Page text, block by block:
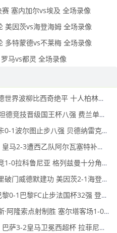
塞内加尔vs埃及 全场录像
美因茨vs海登海姆 全场录像
多特蒙德vs不莱梅 全场录像
马vs都灵 全场录像
2026年01月16日 德甲-克劳德世界波柳比西奇绝平 十人柏林联合1-1奥格斯堡
2026年01月16日 巴萨2-0桑坦德竞技晋级国王杯八强 费兰单刀球破门亚马尔建功
2026年01月15日 葡杯-本菲卡0-1波尔图止步八强 贝德纳雷克制胜帕夫利季斯失良机
2026年01月15日 爆冷出局！皇马2-3遭西乙队阿尔瓦塞特补时绝杀 无缘国王杯8强
2026年01月14日 国王杯-马竞1-0拉科鲁尼亚 格列兹曼十分角任意球破门+远射中横梁
2026年01月14日 德甲-阿米里破门威德默建功 美因茨2-1海登海姆
2026年01月13日 爆冷！大巴黎0-1巴黎FC止步法国杯32强 登贝莱失单刀埃梅里中框
2026年01月13日 西甲-马科斯·阿隆索点射制胜 塞尔塔客场1-0塞维利亚
2026年01月12日 新年首冠！巴萨3-2皇马卫冕西超杯 拉菲尼亚双响维尼修斯一条龙